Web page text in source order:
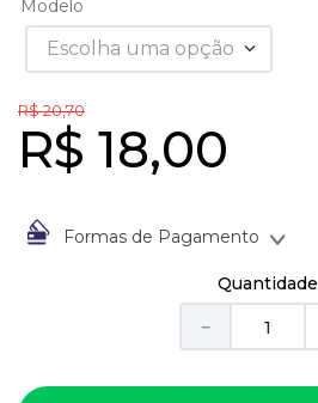
Modelo
Escolha uma opção
R$20,70
R$ 18,00
Formas de Pagamento
sem juros
Quantidade
－
8º
pulseira